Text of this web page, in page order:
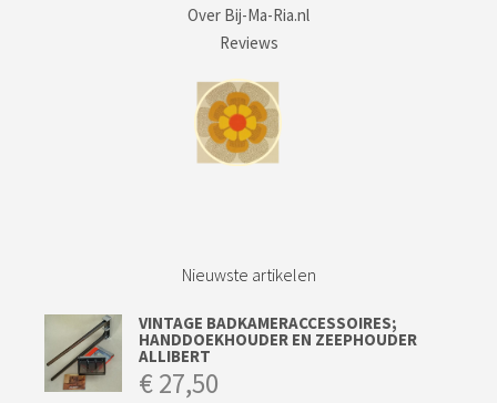
Over Bij-Ma-Ria.nl
Reviews
Nieuwste artikelen
VINTAGE BADKAMERACCESSOIRES;
HANDDOEKHOUDER EN ZEEPHOUDER
ALLIBERT
€27,50